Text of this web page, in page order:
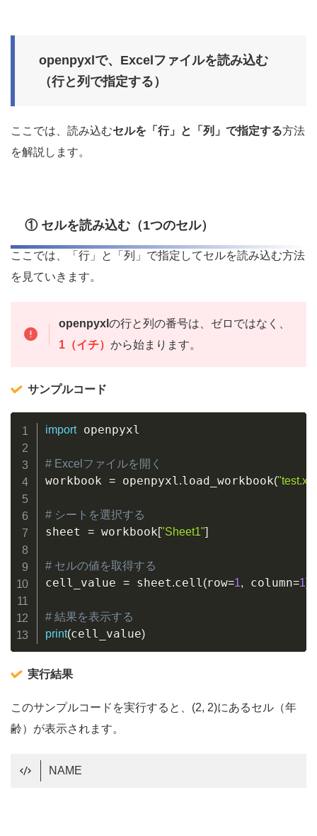
openpyxlで、Excelファイルを読み込む
（行と列で指定する）
ここでは、読み込むセルを「行」と「列」で指定する方法
を解説します。
① セルを読み込む（1つのセル）
ここでは、「行」と「列」で指定してセルを読み込む方法
を見ていきます。
openpyxl の行と列の番号は、ゼロではなく、
1（イチ） から始まります。
サンプルコード
import openpyxl
# Excelファイルを開く
workbook = openpyxl.load_workbook(
# シートを選択する
sheet = workbook["Sheet1"]
# セルの値を取得する
cell_value = sheet.cell(row=1, column=1)
# 結果を表示する
print(cell_value)
実行結果
このサンプルコードを実行すると、(2, 2)にあるセル（年
齢）が表示されます。
NAME